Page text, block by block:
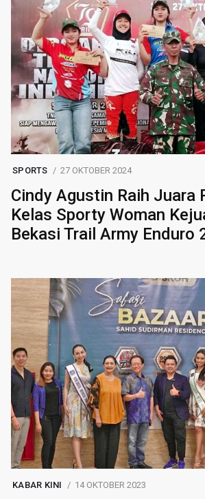
SPORTS 27 OKTOBER 2024
Cindy Agustin Raih Juara
Kelas Sporty Woman
Bekasi Trail Army Enduro
KABAR KINI 14 OKTOBER 2023